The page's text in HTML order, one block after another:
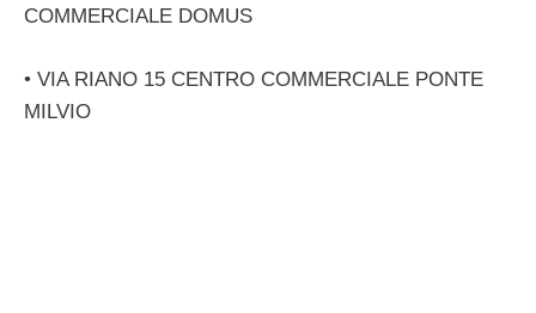
COMMERCIALE DOMUS
• VIA RIANO 15 CENTRO COMMERCIALE PONTE
MILVIO